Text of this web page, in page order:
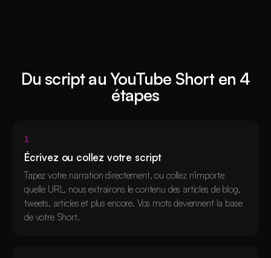
Du script au YouTube Short en 4
étapes
1
Écrivez ou collez votre script
Tapez votre narration directement, ou collez n'importe
quelle URL, nous extrairons le contenu des articles de blog,
tweets, articles et plus encore. Vos mots deviennent la base
de votre Short.